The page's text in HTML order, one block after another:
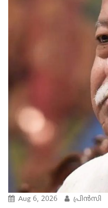
Aug 6, 2026 പ്രിന്‍സി